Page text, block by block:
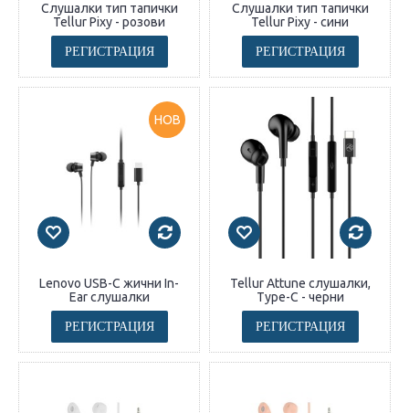
Слушалки тип тапички
Tellur Pixy - розови
РЕГИСТРАЦИЯ
Слушалки тип тапички
Tellur Pixy - сини
РЕГИСТРАЦИЯ
НОВ
Lenovo USB-C жични In-
Ear слушалки
РЕГИСТРАЦИЯ
Tellur Attune слушалки,
Type-C - черни
РЕГИСТРАЦИЯ